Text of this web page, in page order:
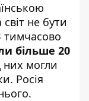
не бути
тимчасово
більше 20
них могли
Росія